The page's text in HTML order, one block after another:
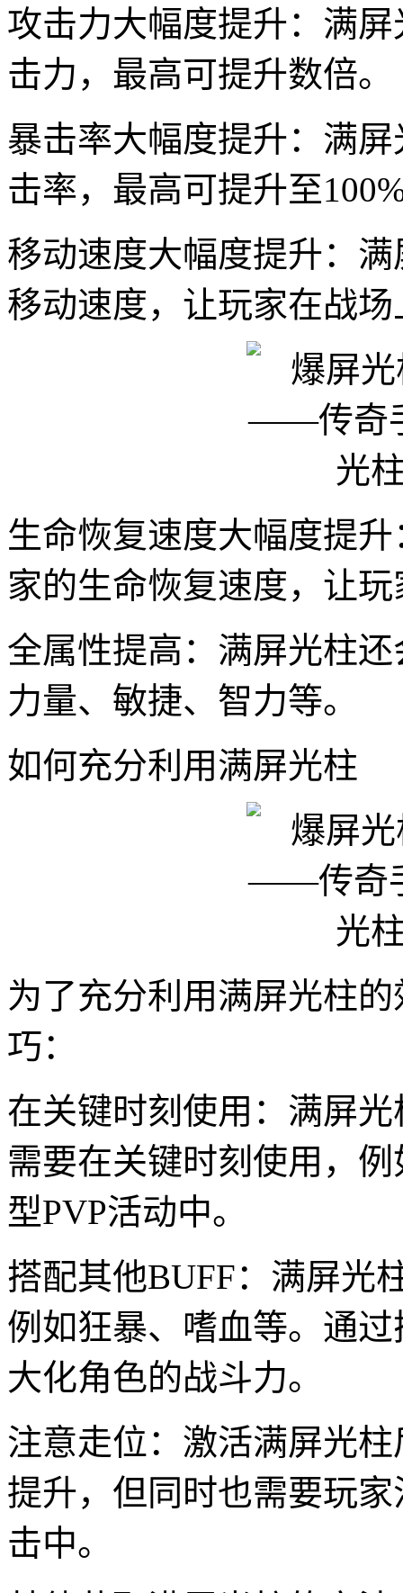
攻击力大幅度提升：满
击力，最高可提升数倍。
暴击率大幅度提升：满
击率，最高可提升至
移动速度大幅度提升：
移动速度，让玩家在战
生命恢复速度大幅度提
家的生命恢复速度，让
全属性提高：满屏光柱
力量、敏捷、智力等。
如何充分利用满屏光柱
为了充分利用满屏光柱
巧：
在关键时刻使用：满屏
需要在关键时刻使用，
型PVP活动中。
搭配其他BUFF：满屏光
例如狂暴、嗜血等。通
大化角色的战斗力。
注意走位：激活满屏光
提升，但同时也需要玩
击中。